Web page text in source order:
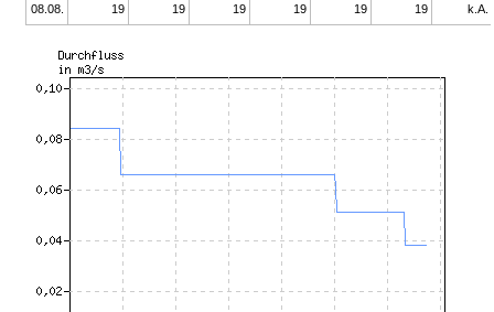
08.08. 19 19 19 19 19 19 k.A.